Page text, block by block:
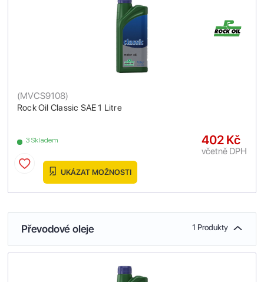
Rock Oil Classic SAE 1 Litre
(MVCS9108)
3 Skladem 402 Kč
včetně DPH
UKÁZAT MOŽNOSTI
Převodové oleje 1 Produkty